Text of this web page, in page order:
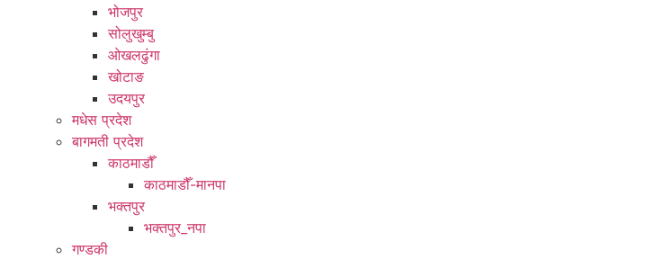
भोजपुर
सोलुखुम्बु
ओखलढुंगा
खोटाङ
उदयपुर
मधेस प्रदेश
बागमती प्रदेश
काठमाडौँ
काठमाडौँ-मानपा
भक्तपुर
भक्तपुर_नपा
गण्डकी